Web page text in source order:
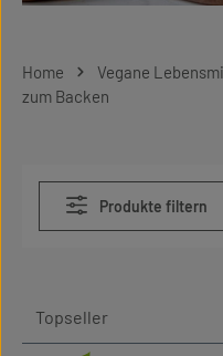
Home Vegane
zum Backen
Produkte filtern